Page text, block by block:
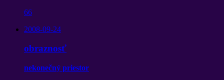
66
2008-09-24
obraznosť
nekonečný priestor